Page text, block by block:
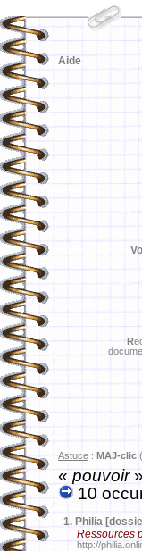
Aide
R
Astuce : MAJ-clic
«pouvoir
10
1. Philia
Ressources
http://